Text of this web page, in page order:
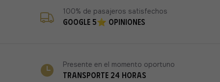
Google 5⭐ opiniones
100% de pasajeros satisfechos
Transporte 24 horas
Presente en el momento oportuno